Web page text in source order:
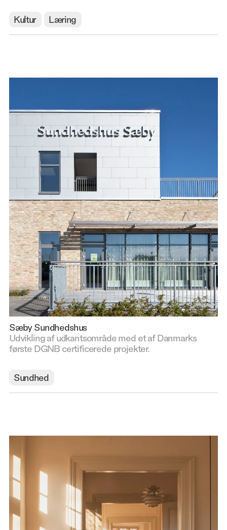
Kultur Læring
Sæby Sundhedshus
Udvikling af udkantsområde med et af Danmarks
første DGNB certificerede projekter.
Sundhed